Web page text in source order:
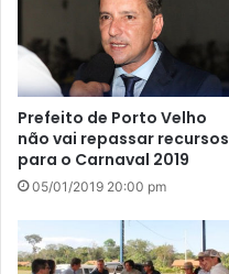
Prefeito de Porto Velho
não vai repassar recursos
para o Carnaval 2019
05/01/2019 20:00 pm